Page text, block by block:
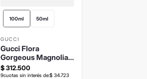
100ml 50ml
GUCCI
Gucci Flora
Gorgeous Magnolia
EDP
$312.500
9cuotas sin interés de:$ 34.723